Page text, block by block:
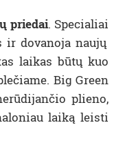
priedai. Specialiai
dovanoja naujų
laikas būtų kuo
Big Green
plieno,
laiką leisti